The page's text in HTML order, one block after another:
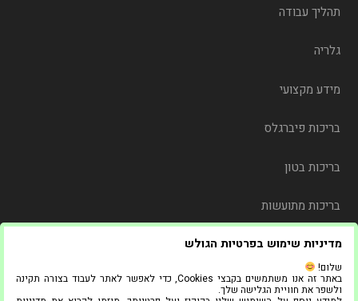
מדיניות שימוש בפרטיות הגולש
שלום!
באתר זה אנו משתמשים בקבצי Cookies, כדי לאפשר לאתר לעבוד בצורה תקינה
ולשפר את חוויית הגלישה שלך.
תהליך עבודה
גלריה
מידע מקצועי
בריכות פיברגלס
בריכות בטון
בריכות מתועשות
משלוח
צור קשר